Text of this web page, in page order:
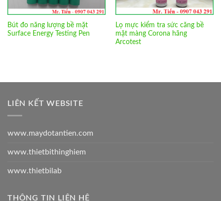
Bút đo năng lượng bề mặt
Surface Energy Testing Pen
Lọ mực kiểm tra sức căng bề
mặt màng Corona hãng
Arcotest
LIÊN KẾT WEBSITE
www.maydotantien.com
www.thietbithinghiem
www.thietbilab
THÔNG TIN LIÊN HỆ